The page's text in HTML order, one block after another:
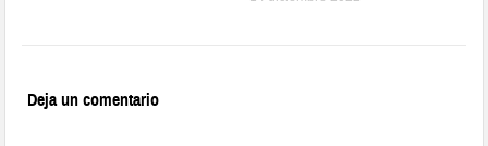
Deja un comentario